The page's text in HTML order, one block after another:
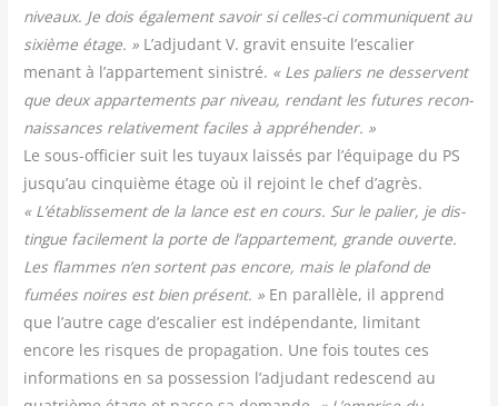
niveaux. Je dois éga­le­ment savoir si celles-ci com­mu­niquent au
sixième étage. » L’adjudant V. gra­vit ensuite l’escalier
menant à l’appartement sinis­tré. « Les paliers ne des­servent
que deux appar­te­ments par niveau, ren­dant les futures recon­
nais­sances rela­ti­ve­ment faciles à appré­hen­der. »
Le sous-offi­cier suit les tuyaux lais­sés par l’équipage du PS
jusqu’au cin­quième étage où il rejoint le chef d’agrès.
« L’établissement de la lance est en cours. Sur le palier, je dis­
tingue faci­le­ment la porte de l’appartement, grande ouverte.
Les flammes n’en sortent pas encore, mais le pla­fond de
fumées noires est bien pré­sent. » En paral­lèle, il apprend
que l’autre cage d’escalier est indé­pen­dante, limi­tant
encore les risques de pro­pa­ga­tion. Une fois toutes ces
infor­ma­tions en sa pos­ses­sion l’adjudant redes­cend au